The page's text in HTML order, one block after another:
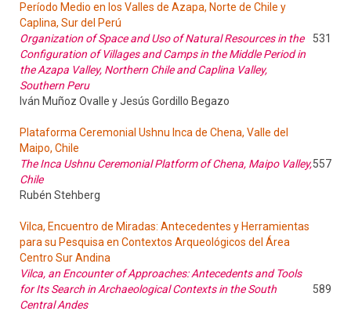
Período Medio en los Valles de Azapa, Norte de Chile y
Caplina, Sur del Perú
Organization of Space and Uso of Natural Resources in the
Configuration of Villages and Camps in the Middle Period in
the Azapa Valley, Northern Chile and Caplina Valley,
Southern Peru
531
Iván Muñoz Ovalle y Jesús Gordillo Begazo
Plataforma Ceremonial Ushnu Inca de Chena, Valle del
Maipo, Chile
The Inca Ushnu Ceremonial Platform of Chena, Maipo Valley,
Chile
557
Rubén Stehberg
Vilca, Encuentro de Miradas: Antecedentes y Herramientas
para su Pesquisa en Contextos Arqueológicos del Área
Centro Sur Andina
Vilca, an Encounter of Approaches: Antecedents and Tools
for Its Search in Archaeological Contexts in the South
Central Andes
589